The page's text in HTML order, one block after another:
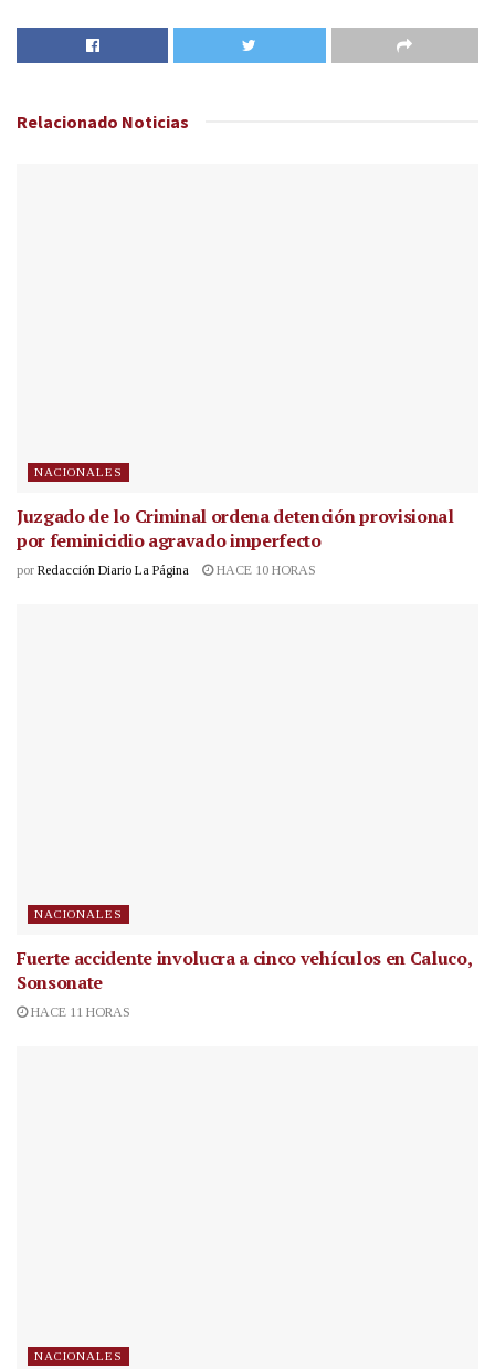
Relacionado Noticias
NACIONALES
Juzgado de lo Criminal ordena detención provisional
por feminicidio agravado imperfecto
por Redacción Diario La Página HACE 10 HORAS
NACIONALES
Fuerte accidente involucra a cinco vehículos en Caluco,
Sonsonate
HACE 11 HORAS
NACIONALES